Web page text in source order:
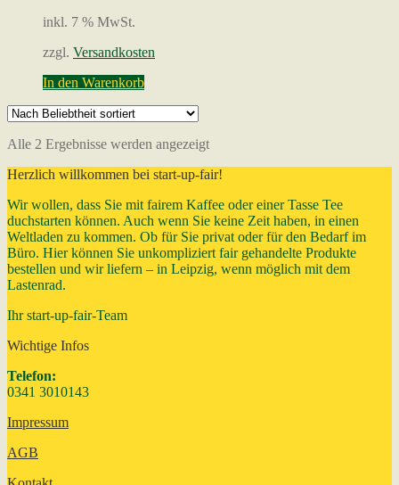
inkl. 7 % MwSt.
zzgl. Versandkosten
In den Warenkorb
Alle 2 Ergebnisse werden angezeigtNach
sortiert
Herzlich willkommen bei start-up-fair!
Wir wollen, dass Sie mit fairem Kaffee oder einer Tasse Tee
duchstarten können. Auch wenn Sie keine Zeit haben, in einen
Weltladen zu kommen. Ob für Sie privat oder für den Bedarf im
Büro. Hier können Sie unkompliziert fair gehandelte Produkte
bestellen und wir liefern – in Leipzig, wenn möglich mit dem
Lastenrad.
Ihr start-up-fair-Team
Wichtige Infos
Telefon:
0341 3010143
Impressum
AGB